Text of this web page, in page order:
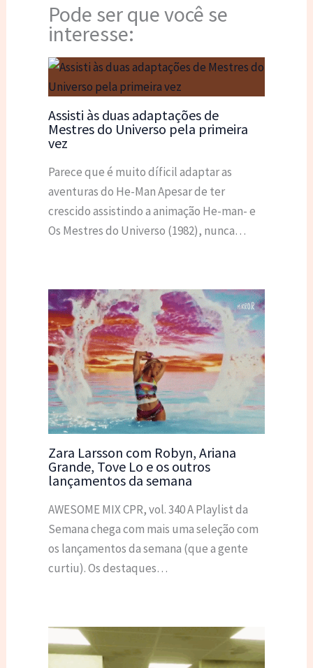
Pode ser que você se
interesse:
Assisti às duas adaptações de
Mestres do Universo pela primeira
vez
Parece que é muito díficil adaptar as
aventuras do He-Man Apesar de ter
crescido assistindo a animação He-man- e
Os Mestres do Universo (1982), nunca…
Zara Larsson com Robyn, Ariana
Grande, Tove Lo e os outros
lançamentos da semana
AWESOME MIX CPR, vol. 340 A Playlist da
Semana chega com mais uma seleção com
os lançamentos da semana (que a gente
curtiu). Os destaques…